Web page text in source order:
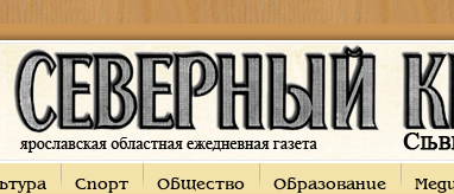
Спорт Общество Образование